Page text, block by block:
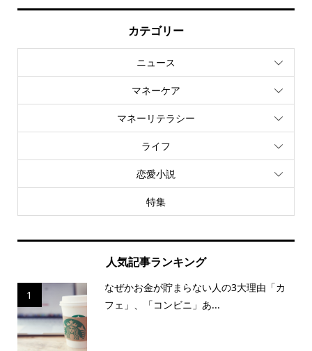
カテゴリー
ニュース
マネーケア
マネーリテラシー
ライフ
恋愛小説
特集
人気記事ランキング
1
なぜかお金が貯まらない人の3大理由「カ
フェ」、「コンビニ」あ...